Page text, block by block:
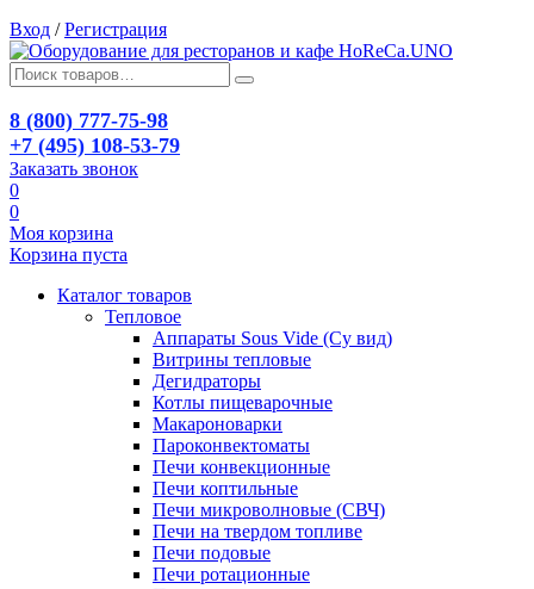
Вход / Регистрация
8 (800) 777-75-98
+7 (495) 108-53-79
Заказать звонок
0
0
Моя корзина
Корзина пуста
Каталог товаров
Тепловое
Аппараты Sous Vide (Су вид)
Витрины тепловые
Дегидраторы
Котлы пищеварочные
Макароноварки
Пароконвектоматы
Печи конвекционные
Печи коптильные
Печи микроволновые (СВЧ)
Печи на твердом топливе
Печи подовые
Печи ротационные